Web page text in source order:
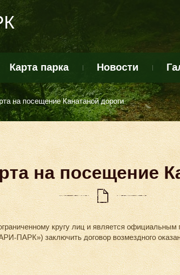
Карта парка Новости
на посещение Канатаной дороги
на посещение
кругу лиц и является
ПАРК») заключить договор возмездного